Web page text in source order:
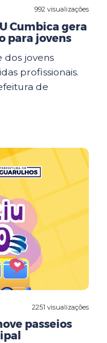
992 visualizações
Cumbica gera
para jovens
dos jovens
profissionais.
de
2251 visualizações
passeios